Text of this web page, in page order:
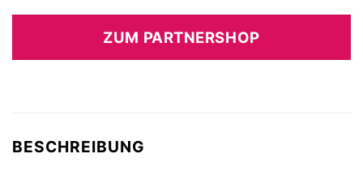
war:
19,90 €
ist:
18,65 €.
ZUM PARTNERSHOP
BESCHREIBUNG